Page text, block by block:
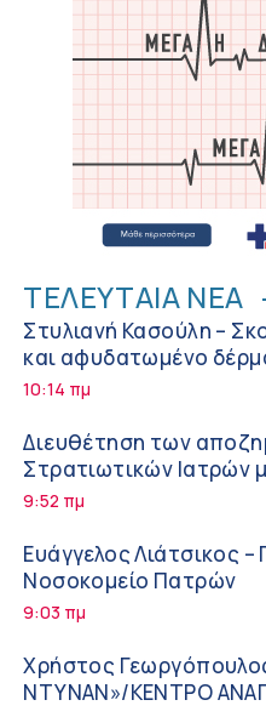
ΤΕΛΕΥΤΑΙΑ ΝΕΑ
Στυλιανή Κασούλη –
και αφυδατωμένο
αντιμετώπιση
10:14 πμ
Διευθέτηση των
Στρατιωτικών Ιατρών
ΙΣΑ
9:52 πμ
Ευάγγελος Λιάτσικος
Νοσοκομείο Πατρών
9:03 πμ
Χρήστος
ΝΤΥΝΑΝ»/ΚΕΝΤΡΟ